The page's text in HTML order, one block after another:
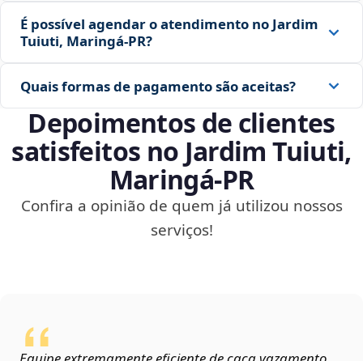
É possível agendar o atendimento no Jardim
Tuiuti, Maringá‑PR?
Quais formas de pagamento são aceitas?
Depoimentos de clientes
satisfeitos no Jardim Tuiuti,
Maringá‑PR
Confira a opinião de quem já utilizou nossos
serviços!